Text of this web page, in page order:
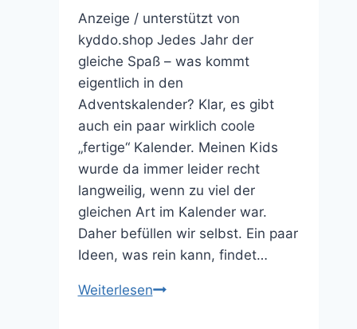
und
Motorik
von
Selecta
Anzeige / unterstützt von
kyddo.shop Jedes Jahr der
gleiche Spaß – was kommt
eigentlich in den
Adventskalender? Klar, es gibt
auch ein paar wirklich coole
„fertige“ Kalender. Meinen Kids
wurde da immer leider recht
langweilig, wenn zu viel der
gleichen Art im Kalender war.
Daher befüllen wir selbst. Ein paar
Ideen, was rein kann, findet…
WeiterlesenWas